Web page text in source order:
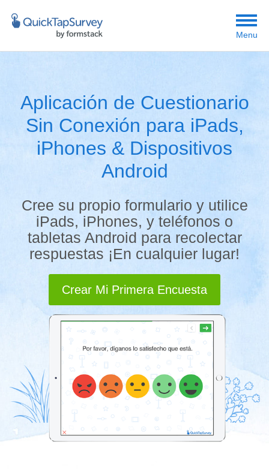
Menu
Aplicación de Cuestionario
Sin Conexión para iPads,
iPhones & Dispositivos
Android
Cree su propio formulario y utilice
iPads, iPhones, y teléfonos o
tabletas Android para recolectar
respuestas ¡En cualquier lugar!
Crear Mi Primera Encuesta